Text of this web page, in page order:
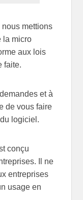
mettions
la micro
aux lois
faite.
et à
de vous faire
logiciel.
conçu
Il ne
entreprises
usage en